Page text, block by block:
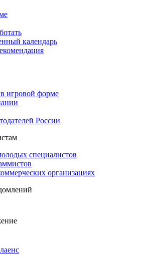
календарь
игровой форме
России
специалистов
организациях